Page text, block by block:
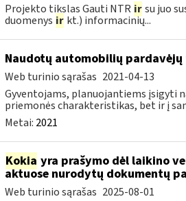
Projekto tikslas Gauti NTR ir su juo
duomenys ir kt.) informacinių...
Naudotų automobilių
Web turinio sąrašas 2021-04-13
Gyventojams, planuojantiems įsigyti
priemonės charakteristikas, bet ir į
Metai: 2021
Kokia yra prašymo dėl laikino
aktuose nurodytų dokumentų
Web turinio sąrašas 2025-08-01